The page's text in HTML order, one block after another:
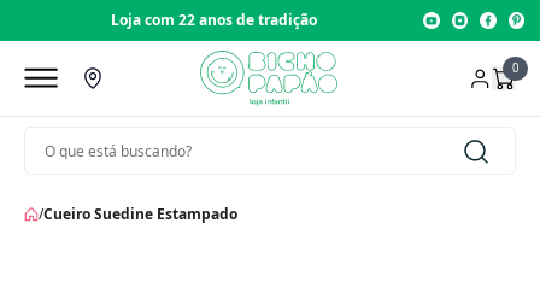
Loja com 22 anos de tradição
0
/Cueiro Suedine Estampado